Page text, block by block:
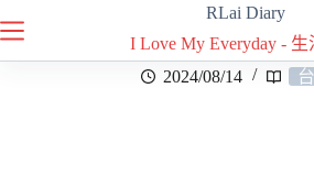
RLai Diary
I Love My Everyday -
2024/08/14